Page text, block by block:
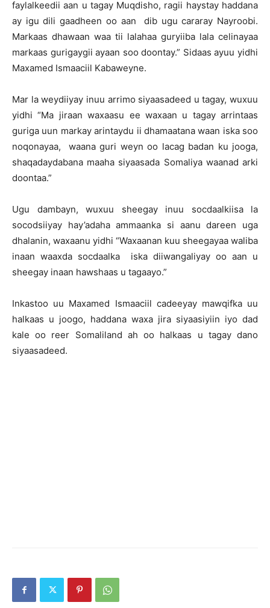
faylalkeedii aan u tagay Muqdisho, ragii haystay haddana
ay igu dili gaadheen oo aan dib ugu cararay Nayroobi.
Markaas dhawaan waa tii lalahaa guryiiba lala celinayaa
markaas gurigaygii ayaan soo doontay.” Sidaas ayuu yidhi
Maxamed Ismaaciil Kabaweyne.
Mar la weydiiyay inuu arrimo siyaasadeed u tagay, wuxuu
yidhi “Ma jiraan waxaasu ee waxaan u tagay arrintaas
guriga uun markay arintaydu ii dhamaatana waan iska soo
noqonayaa, waana guri weyn oo lacag badan ku jooga,
shaqadaydabana maaha siyaasada Somaliya waanad arki
doontaa.”
Ugu dambayn, wuxuu sheegay inuu socdaalkiisa la
socodsiiyay hay’adaha ammaanka si aanu dareen uga
dhalanin, waxaanu yidhi “Waxaanan kuu sheegayaa waliba
inaan waaxda socdaalka iska diiwangaliyay oo aan u
sheegay inaan hawshaas u tagaayo.”
Inkastoo uu Maxamed Ismaaciil cadeeyay mawqifka uu
halkaas u joogo, haddana waxa jira siyaasiyiin iyo dad
kale oo reer Somaliland ah oo halkaas u tagay dano
siyaasadeed.